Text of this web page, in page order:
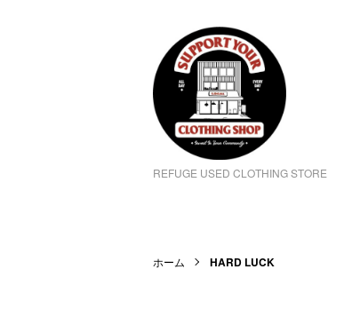
REFUGE USED CLOTHING STORE
ホーム HARD LUCK